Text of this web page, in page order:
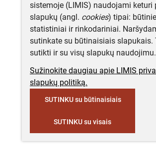
sistemoje (LIMIS) naudojami keturi
slapukų (angl. cookies) tipai:
statistiniai ir rinkodariniai.
sutinkate su būtinaisiais slapukais.
sutikti ir su visų slapukų naudojimu.
Sužinokite daugiau apie LIMIS
slapukų politiką.
SUTINKU su būtinaisiais
SUTINKU su visais